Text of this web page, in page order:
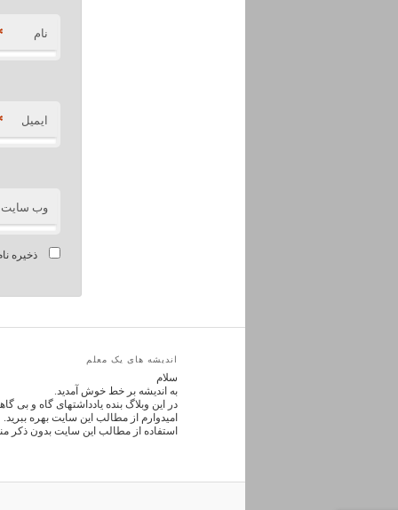
نام
ایمیل
وب‌ سایت
ذخیره
اندیشه های یک معلم
سلام
به اندیشه بر خط خوش آمدید.
در این وبلاگ بنده یادداشتهای گاه و
امیدوارم از مطالب این سایت بهره ببرید.
استفاده از مطالب این سایت بدون ذکر